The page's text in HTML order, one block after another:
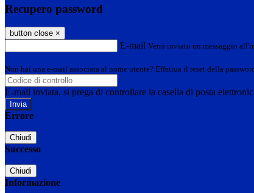
Recupero password
button close ×
E-mail Verrà inviato un messaggio
Non hai una e-mail associata al nome utente? Effettua il reset della
E-mail inviata, si prega di controllare la casella di posta
Errore
Chiudi
Successo
Chiudi
Informazione